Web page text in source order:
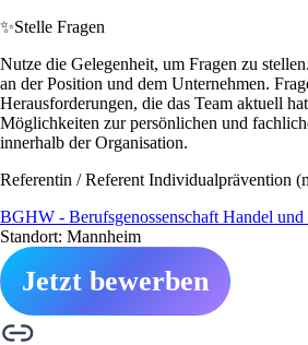
✨Stelle Fragen
Nutze die Gelegenheit, um Fragen zu
an der Position und dem Unternehmen.
Herausforderungen, die das Team aktuell
Möglichkeiten zur persönlichen und
innerhalb der Organisation.
Referentin / Referent Individualprävention
BGHW - Berufsgenossenschaft Handel
Standort: Mannheim
Jetzt bewerben